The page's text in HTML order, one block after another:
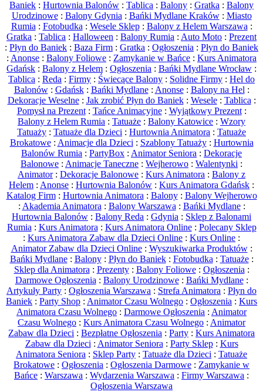
Baniek : Hurtownia Balonów : Tablica : Balony : Gratka : Balony
Urodzinowe: Balony Gdynia: Bańki Mydlane Kraków: Miasto
Rumia: Fotobudka: Wesele Sklep: Balony z Helem Warszawa:
Gratka : Tablica : Halloween : Balony Rumia : Auto Moto : Prezent
: Płyn do Baniek : Baza Firm : Gratka : Ogłoszenia : Płyn do Baniek
: Anonse : Balony Foliowe : Zamykanie w Bańce : Kurs Animatora
Gdańsk : Balony z Helem : Ogłoszenia : Bańki Mydlane Wrocław :
Tablica : Reda : Firmy : Świecące Balony : Solidne Firmy : Hel do
Balonów: Gdańsk: Bańki Mydlane: Anonse: Balony na Hel:
Dekoracje Weselne: Jak zrobić Płyn do Baniek: Wesele: Tablica:
Pomysł na Prezent: Tańce Animacyjne: Wyjątkowy Prezent:
Balony z Helem Rumia : Tatuaże : Balony Katowice : Wzory
Tatuaży : Tatuaże dla Dzieci : Hurtownia Animatora : Tatuaże
Brokatowe: Animacje dla Dzieci: Szablony Tatuaży: Hurtownia
Balonów Rumia : PartyBox : Animator Seniora : Dekoracje
Balonowe : Animacje Taneczne : Wejherowo : Walentynki :
Animator: Dekoracje Balonowe : Kurs Animatora : Balony z
Helem : Anonse : Hurtownia Balonów : Kurs Animatora Gdańsk :
Katalog Firm: Hurtownia Animatora: Balony: Balony Wejherowo
: Akademia Animatora: Balony Warszawa: Bańki Mydlane:
Hurtownia Balonów : Balony Reda : Gdynia : Sklep z Balonami
Rumia: Kurs Animatora: Kurs Animatora Online: Polecany Sklep
: Kurs Animatora Zabaw dla Dzieci Online : Kurs Online :
Animator Zabaw dla Dzieci Online: Wyszukiwarka Produktów:
Bańki Mydlane: Balony: Płyn do Baniek: Fotobudka: Tatuaże:
Sklep dla Animatora: Prezenty: Balony Foliowe: Ogłoszenia:
Darmowe Ogłoszenia: Balony Urodzinowe: Bańki Mydlane:
Artykuły Party : Ogłoszenia Warszawa : Strefa Animatora : Płyn do
Baniek : Party Shop : Animator Czasu Wolnego : Ogłoszenia : Kurs
Animatora Czasu Wolnego : Darmowe Ogłoszenia : Animator
Czasu Wolnego : Kurs Animatora Czasu Wolnego : Animator
Zabaw dla Dzieci : Bezpłatne Ogłoszenia : Party : Kurs Animatora
Zabaw dla Dzieci: Animator Seniora: Party Sklep: Kurs
Animatora Seniora : Sklep Party : Tatuaże dla Dzieci : Tatuaże
Brokatowe : Ogłoszenia : Ogłoszenia Darmowe : Zamykanie w
Bańce : Warszawa : Wydarzenia Warszawa : Firmy Warszawa :
Ogłoszenia Warszawa